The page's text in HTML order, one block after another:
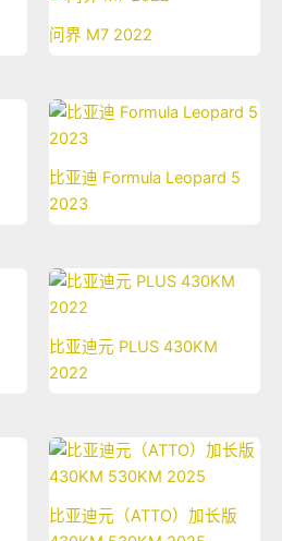
问界 M7 2022
比亚迪 Formula Leopard 5
2023
比亚迪元 PLUS 430KM
2022
比亚迪元（ATTO）加长版